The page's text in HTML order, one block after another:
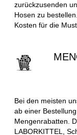
zurückzusenden
Hosen zu
Kosten für die
Bei den meisten
ab einer
Mengenrabatten.
LABORKITTEL,